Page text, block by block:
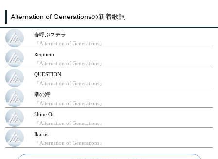
Alternation of Generationsの新着歌詞
春呼ぶステラ
『Alternation of Generations』
Requiem
『Alternation of Generations』
QUESTION
『Alternation of Generations』
掌の海
『Alternation of Generations』
Shine On
『Alternation of Generations』
Ikarus
『Alternation of Generations』